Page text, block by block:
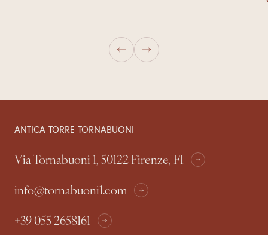
ANTICA TORRE TORNABUONI
Via Tornabuoni 1, 50122 Firenze, FI
info@tornabuoni1.com
+39 055 2658161